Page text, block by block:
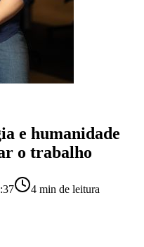
e humanidade
o trabalho
4 min de leitura